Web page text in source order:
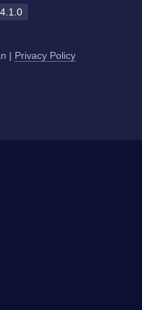
| Privacy Policy